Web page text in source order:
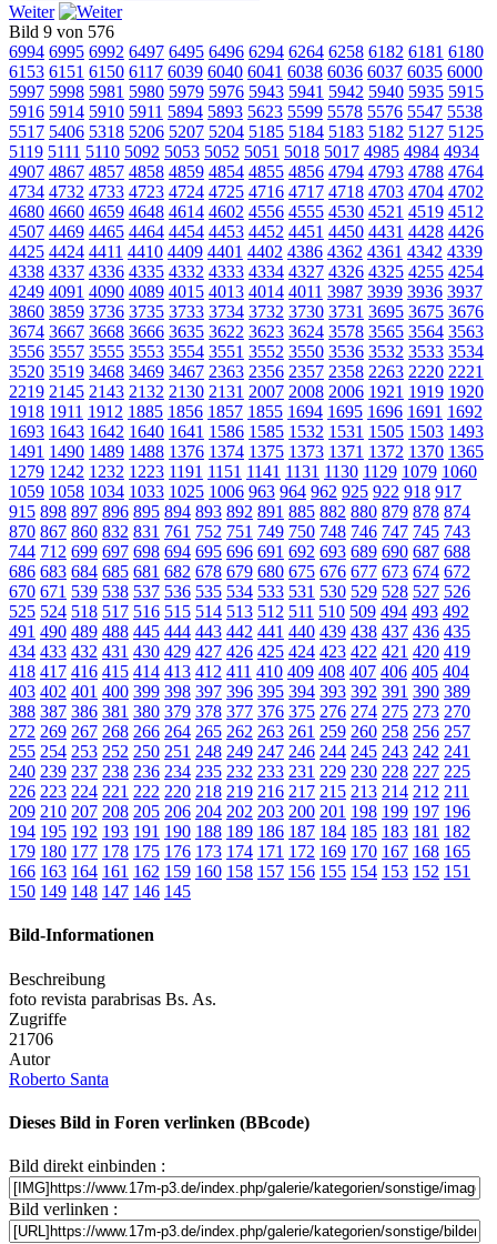
Weiter
Bild 9 von 576
6994 6995 6992 6497 6495 6496 6294 6264 6258 6182 6181 6180
6153 6151 6150 6117 6039 6040 6041 6038 6036 6037 6035 6000
5997 5998 5981 5980 5979 5976 5943 5941 5942 5940 5935 5915
5916 5914 5910 5911 5894 5893 5623 5599 5578 5576 5547 5538
5517 5406 5318 5206 5207 5204 5185 5184 5183 5182 5127 5125
5119 5111 5110 5092 5053 5052 5051 5018 5017 4985 4984 4934
4907 4867 4857 4858 4859 4854 4855 4856 4794 4793 4788 4764
4734 4732 4733 4723 4724 4725 4716 4717 4718 4703 4704 4702
4680 4660 4659 4648 4614 4602 4556 4555 4530 4521 4519 4512
4507 4469 4465 4464 4454 4453 4452 4451 4450 4431 4428 4426
4425 4424 4411 4410 4409 4401 4402 4386 4362 4361 4342 4339
4338 4337 4336 4335 4332 4333 4334 4327 4326 4325 4255 4254
4249 4091 4090 4089 4015 4013 4014 4011 3987 3939 3936 3937
3860 3859 3736 3735 3733 3734 3732 3730 3731 3695 3675 3676
3674 3667 3668 3666 3635 3622 3623 3624 3578 3565 3564 3563
3556 3557 3555 3553 3554 3551 3552 3550 3536 3532 3533 3534
3520 3519 3468 3469 3467 2363 2356 2357 2358 2263 2220 2221
2219 2145 2143 2132 2130 2131 2007 2008 2006 1921 1919 1920
1918 1911 1912 1885 1856 1857 1855 1694 1695 1696 1691 1692
1693 1643 1642 1640 1641 1586 1585 1532 1531 1505 1503 1493
1491 1490 1489 1488 1376 1374 1375 1373 1371 1372 1370 1365
1279 1242 1232 1223 1191 1151 1141 1131 1130 1129 1079 1060
1059 1058 1034 1033 1025 1006 963 964 962 925 922 918 917
915 898 897 896 895 894 893 892 891 885 882 880 879 878 874
870 867 860 832 831 761 752 751 749 750 748 746 747 745 743
744 712 699 697 698 694 695 696 691 692 693 689 690 687 688
686 683 684 685 681 682 678 679 680 675 676 677 673 674 672
670 671 539 538 537 536 535 534 533 531 530 529 528 527 526
525 524 518 517 516 515 514 513 512 511 510 509 494 493 492
491 490 489 488 445 444 443 442 441 440 439 438 437 436 435
434 433 432 431 430 429 427 426 425 424 423 422 421 420 419
418 417 416 415 414 413 412 411 410 409 408 407 406 405 404
403 402 401 400 399 398 397 396 395 394 393 392 391 390 389
388 387 386 381 380 379 378 377 376 375 276 274 275 273 270
272 269 267 268 266 264 265 262 263 261 259 260 258 256 257
255 254 253 252 250 251 248 249 247 246 244 245 243 242 241
240 239 237 238 236 234 235 232 233 231 229 230 228 227 225
226 223 224 221 222 220 218 219 216 217 215 213 214 212 211
209 210 207 208 205 206 204 202 203 200 201 198 199 197 196
194 195 192 193 191 190 188 189 186 187 184 185 183 181 182
179 180 177 178 175 176 173 174 171 172 169 170 167 168 165
166 163 164 161 162 159 160 158 157 156 155 154 153 152 151
150 149 148 147 146 145
Bild-Informationen
Beschreibung
foto revista parabrisas Bs. As.
Zugriffe
21706
Autor
Roberto Santa
Dieses Bild in Foren verlinken (BBcode)
Bild direkt einbinden :
Bild verlinken :